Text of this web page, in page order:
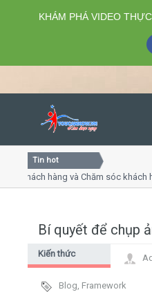
Close
Home
Giới thiệu
Tin hot
hàng và Chăm sóc khách hàng
Bí quyết để chụp
Kiến thức
Blog, Framework
KHÁM PHÁ VIDEO